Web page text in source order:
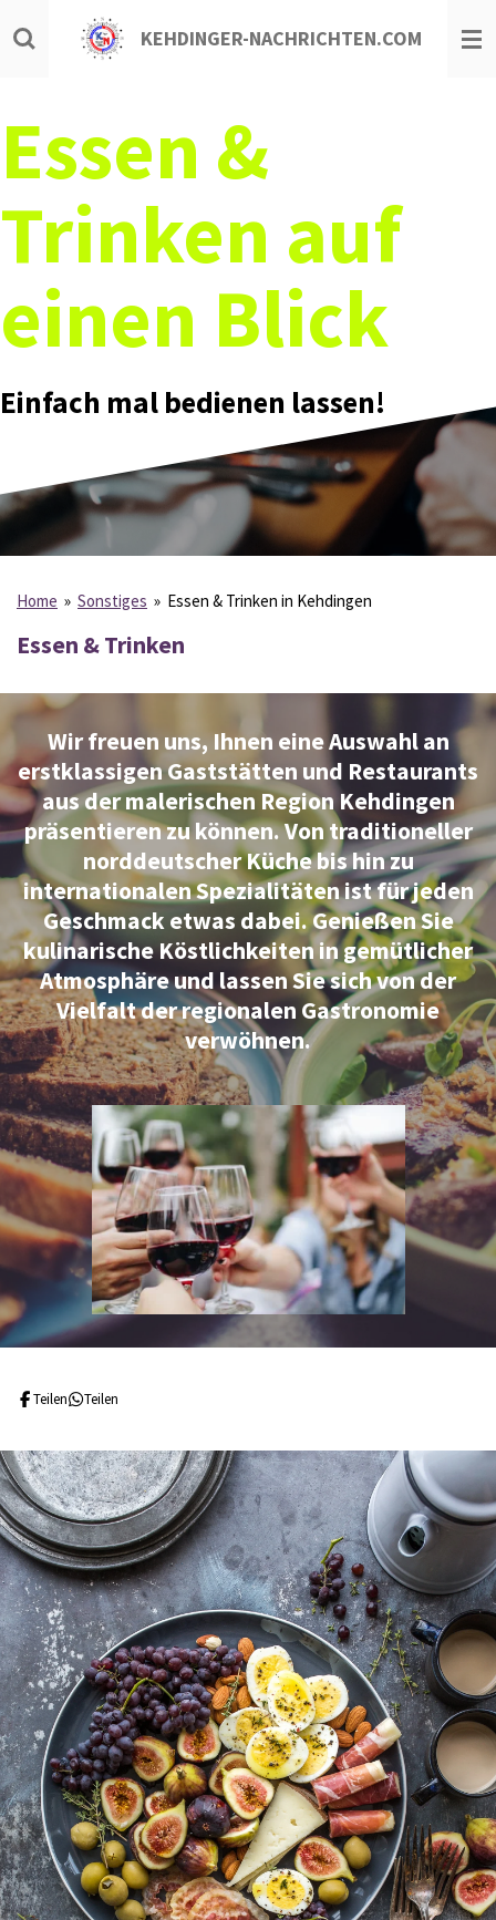
Hauptinhalt
KEHDINGER-NACHRICHTEN.COM
Essen &
Trinken auf
einen Blick
Einfach mal bedienen lassen!
Home » Sonstiges » Essen & Trinken in Kehdingen
Essen & Trinken
Wir freuen uns, Ihnen eine Auswahl an
erstklassigen Gaststätten und Restaurants
aus der malerischen Region Kehdingen
präsentieren zu können. Von traditioneller
norddeutscher Küche bis hin zu
internationalen Spezialitäten ist für jeden
Geschmack etwas dabei. Genießen Sie
kulinarische Köstlichkeiten in gemütlicher
Atmosphäre und lassen Sie sich von der
Vielfalt der regionalen Gastronomie
verwöhnen.
Teilen Teilen